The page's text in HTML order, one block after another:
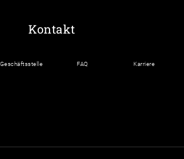
Kontakt
Geschäftsstelle FAQ Karriere